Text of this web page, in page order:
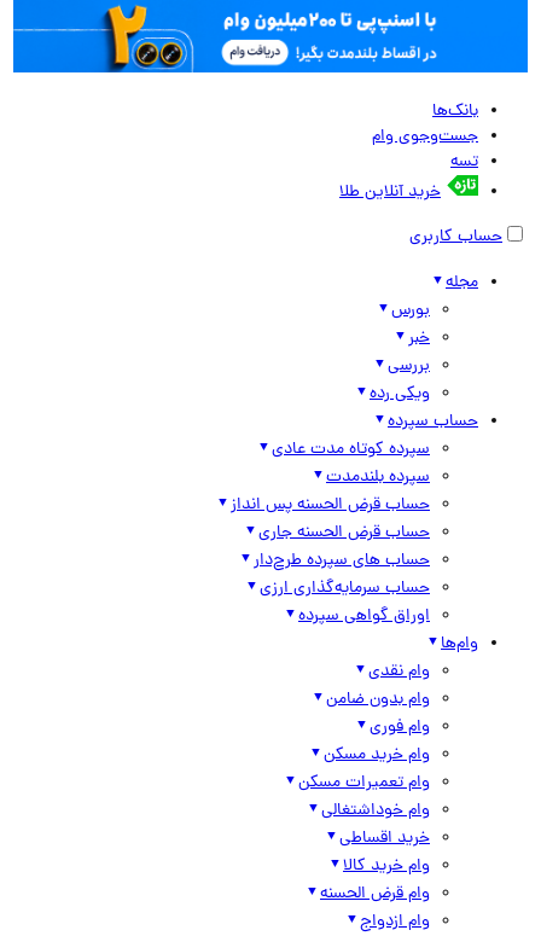
بانک‌ها
جست‌وجوی وام
تسه
خرید آنلاین طلا
حساب کاربری
مجله
بورس
خبر
بررسی
ویکی رده
حساب سپرده
سپرده کوتاه مدت عادی
سپرده بلندمدت
حساب قرض الحسنه پس انداز
حساب قرض الحسنه جاری
حساب های سپرده طرح‌دار
حساب سرمایه‌گذاری ارزی
اوراق گواهی سپرده
وام‌ها
وام نقدی
وام بدون ضامن
وام فوری
وام خرید مسکن
وام تعمیرات مسکن
وام خوداشتغالی
خرید اقساطی
وام خرید کالا
وام قرض الحسنه
وام ازدواج